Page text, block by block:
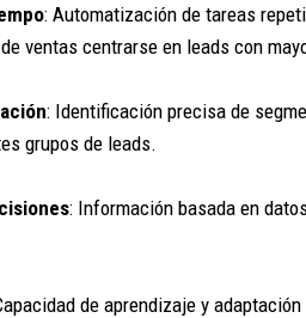
: Automatización de tareas
ventas centrarse en leads con
: Identificación precisa de
grupos de leads.
: Información basada en
de aprendizaje y